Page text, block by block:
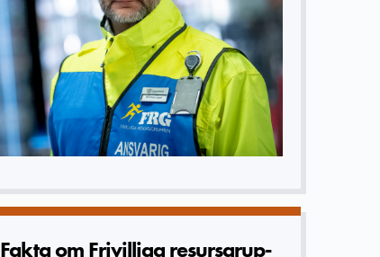
Fakta om Frivilliga­ resursgrup­